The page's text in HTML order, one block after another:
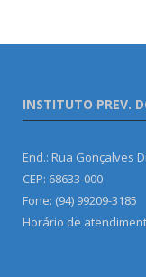
INSTITUTO PREV.
End.: Rua Gonçalves
CEP: 68633-000
Fone: (94) 99209-3185
Horário de